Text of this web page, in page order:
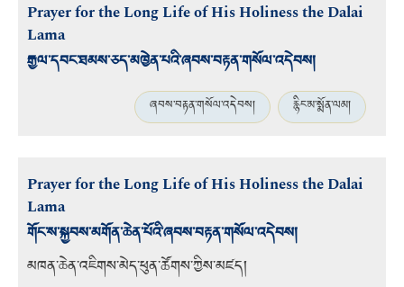
Prayer for the Long Life of His Holiness the Dalai
Lama
རྒྱལ་དབང་ཐམས་ཅད་མཁྱེན་པའི་ཞབས་བརྟན་གསོལ་འདེབས།
ཞབས་བརྟན་གསོལ་འདེབས། རྙིང་མ་སྨོན་ལམ།
Prayer for the Long Life of His Holiness the Dalai
Lama
གོང་ས་སྐྱབས་མགོན་ཆེན་པོའི་ཞབས་བརྟན་གསོལ་འདེབས།
མཁན་ཆེན་འཇིགས་མེད་ཕུན་ཚོགས་ཀྱིས་མཛད།